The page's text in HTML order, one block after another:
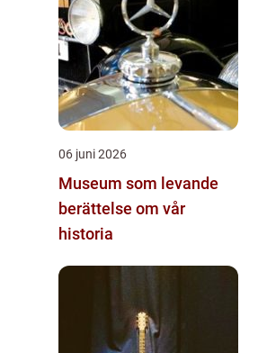
06 juni 2026
Museum som levande
berättelse om vår
historia